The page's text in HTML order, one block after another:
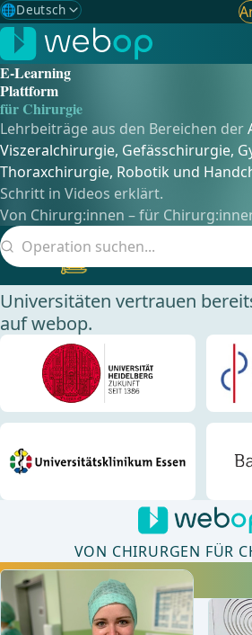
🌐Deutsch
Gewählte Sprache: Deutsch
🇩🇪 Deutsch ✓
🇬🇧English
🇪🇸 Spanisch
🇧🇷Brasilianisch
E-Learning
Plattform
für Chirurgie
Lehrbeiträge aus den Bereichen der
Viszeralchirurgie, Gefässchirurgie,
Thoraxchirurgie, Robotik und
Schritt in Videos erklärt.
Von Chirurg:innen – für
Jetzt neu!
Mehr als 200 Kliniken und
Universitäten vertrauen
auf webop.
VON CHIRURGEN FÜR
Bleiben Sie auf dem neuesten
ärztliche Autoren sorgen für immer